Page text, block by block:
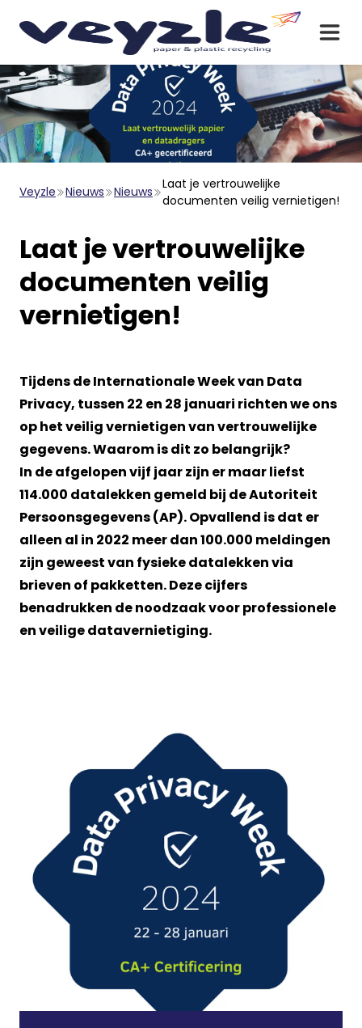
Veyzle Nieuws Nieuws
Laat je vertrouwelijke
documenten veilig vernietigen!
Laat je vertrouwelijke
documenten veilig
vernietigen!
Tijdens de Internationale Week van Data
Privacy, tussen 22 en 28 januari richten we ons
op het veilig vernietigen van vertrouwelijke
gegevens. Waarom is dit zo belangrijk?
In de afgelopen vijf jaar zijn er maar liefst
114.000 datalekken gemeld bij de Autoriteit
Persoonsgegevens (AP). Opvallend is dat er
alleen al in 2022 meer dan 100.000 meldingen
zijn geweest van fysieke datalekken via
brieven of pakketten. Deze cijfers
benadrukken de noodzaak voor professionele
en veilige datavernietiging.